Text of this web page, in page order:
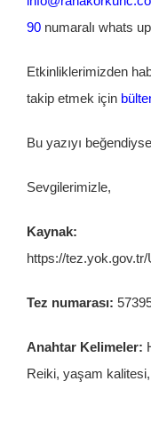
90 numaralı whats
Etkinliklerimizden
takip etmek için
Bu yazıyı
Sevgilerimizle,
Kaynak:
https://
Tez numarası:
Anahtar Kelimeler:
Reiki, yaşam